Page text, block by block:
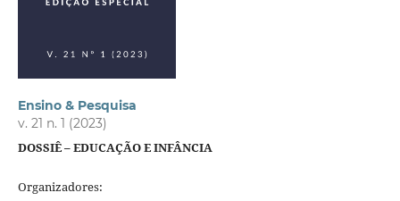
Ensino & Pesquisa
v. 21 n. 1 (2023)
DOSSIÊ – EDUCAÇÃO E INFÂNCIA
Organizadores: